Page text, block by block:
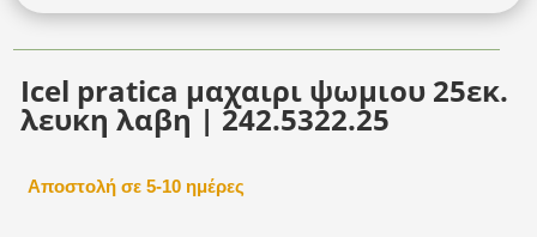
Icel pratica μαχαιρι ψωμιου 25εκ.
λευκη λαβη | 242.5322.25
Αποστολή σε 5-10 ημέρες